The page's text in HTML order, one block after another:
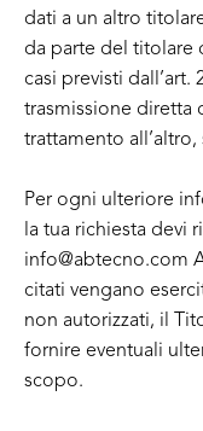
dati a un altro
da parte del titolare
casi previsti
trasmissione diretta
trattamento
Per ogni ulteriore
la tua richiesta devi
info@abtecno.com
citati vengano
non autorizzati, il
fornire eventuali
scopo.